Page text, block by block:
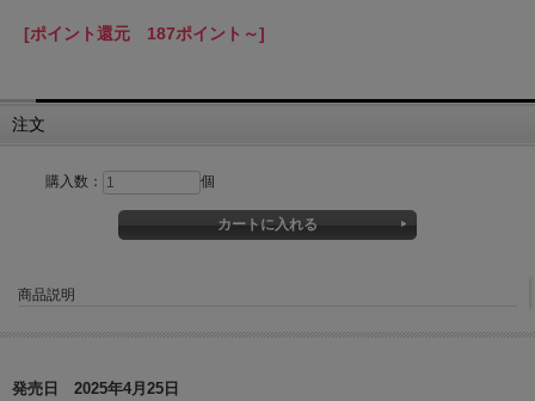
[ポイント還元 187ポイント～]
注文
購入数： 個
商品説明
発売日 2025年4月25日